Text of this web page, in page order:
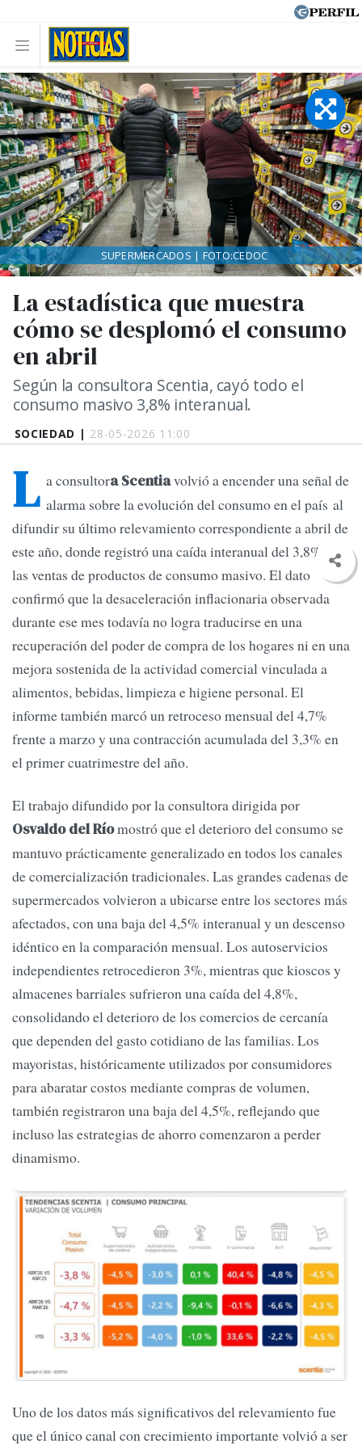
SOCIEDAD | 28-05-2026 11:00
La estadística que muestra
cómo se desplomó el consumo
en abril
Según la consultora Scentia, cayó todo el
consumo masivo 3,8% interanual.
SUPERMERCADOS | FOTO:CEDOC
L a consultora Scentiavolvió a encender una señal de
alarma sobre la evolución del consumo en el país al
difundir su último relevamiento correspondiente a abril de
este año, donde registró una caída interanual del 3,8% en
las ventas de productos de consumo masivo. El dato
confirmó que la desaceleración inflacionaria observada
durante ese mes todavía no logra traducirse en una
recuperación del poder de compra de los hogares ni en una
mejora sostenida de la actividad comercial vinculada a
alimentos, bebidas, limpieza e higiene personal. El
informe también marcó un retroceso mensual del 4,7%
frente a marzo y una contracción acumulada del 3,3% en
el primer cuatrimestre del año.
El trabajo difundido por la consultora dirigida por
Osvaldo del Ríomostró que el deterioro del consumo se
mantuvo prácticamente generalizado en todos los canales
de comercialización tradicionales. Las grandes cadenas de
supermercados volvieron a ubicarse entre los sectores más
afectados, con una baja del 4,5% interanual y un descenso
idéntico en la comparación mensual. Los autoservicios
independientes retrocedieron 3%, mientras que kioscos y
almacenes barriales sufrieron una caída del 4,8%,
consolidando el deterioro de los comercios de cercanía
que dependen del gasto cotidiano de las familias. Los
mayoristas, históricamente utilizados por consumidores
para abaratar costos mediante compras de volumen,
también registraron una baja del 4,5%, reflejando que
incluso las estrategias de ahorro comenzaron a perder
dinamismo.
Uno de los datos más significativos del relevamiento fue
que el único canal con crecimiento importante volvió a ser